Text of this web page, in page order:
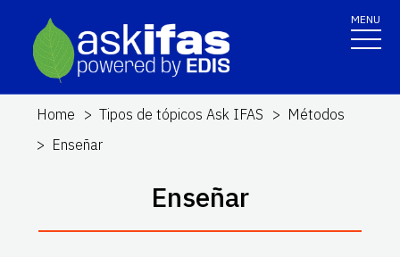
MENU
Home Tipos de tópicos Ask IFAS
Métodos
Enseñar
Enseñar